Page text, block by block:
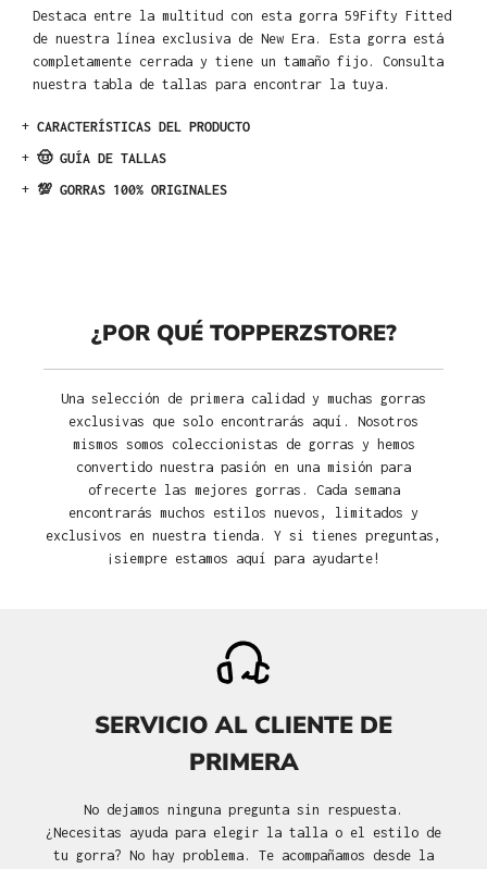
Destaca entre la multitud con esta gorra 59Fifty Fitted
de nuestra línea exclusiva de New Era. Esta gorra está
completamente cerrada y tiene un tamaño fijo. Consulta
nuestra tabla de tallas para encontrar la tuya.
+ CARACTERÍSTICAS DEL PRODUCTO
+ 🤠 GUÍA DE TALLAS
+ 💯 GORRAS 100% ORIGINALES
¿POR QUÉ TOPPERZSTORE?
Una selección de primera calidad y muchas gorras
exclusivas que solo encontrarás aquí. Nosotros
mismos somos coleccionistas de gorras y hemos
convertido nuestra pasión en una misión para
ofrecerte las mejores gorras. Cada semana
encontrarás muchos estilos nuevos, limitados y
exclusivos en nuestra tienda. Y si tienes preguntas,
¡siempre estamos aquí para ayudarte!
SERVICIO AL CLIENTE DE
PRIMERA
No dejamos ninguna pregunta sin respuesta.
¿Necesitas ayuda para elegir la talla o el estilo de
tu gorra? No hay problema. Te acompañamos desde la